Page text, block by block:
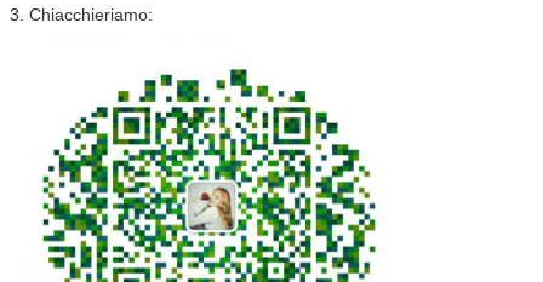
3. Chiacchieriamo: